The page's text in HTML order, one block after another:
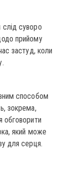
суворо
прийому
застуд, коли
способом
зокрема,
обговорити
який може
для серця.